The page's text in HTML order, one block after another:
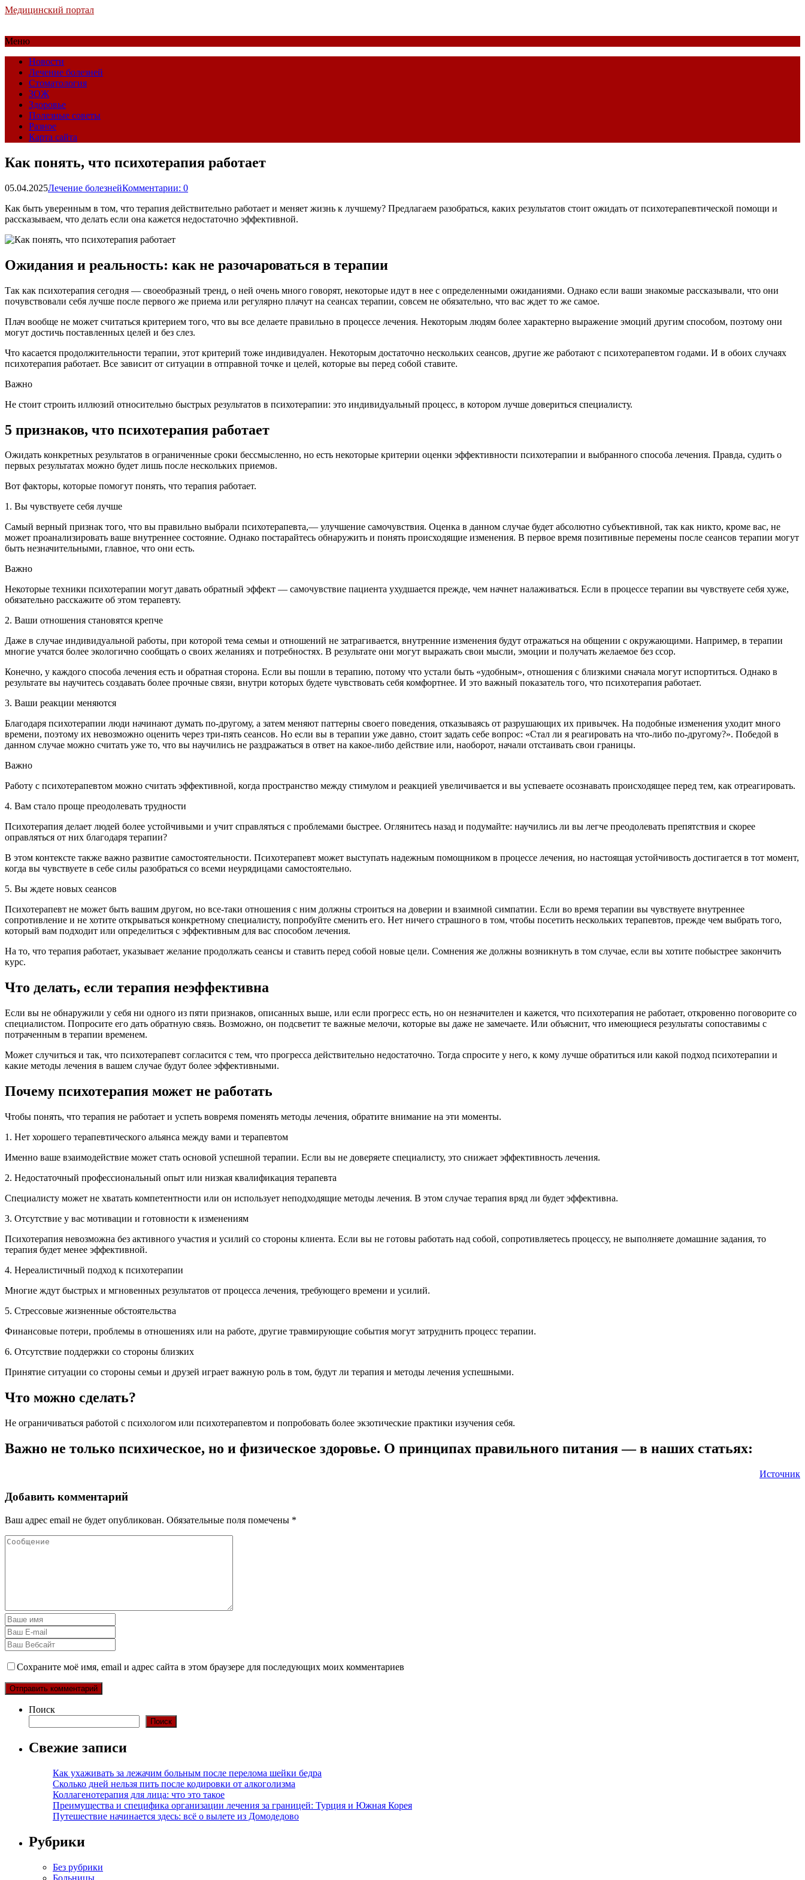
Медицинский портал
Меню
Новости
Лечение болезней
Стоматология
ЗОЖ
Здоровье
Полезные советы
Разное
Карта сайта
Как понять, что психотерапия работает
05.04.2025Лечение болезнейКомментарии: 0
Как быть уверенным в том, что терапия действительно работает и меняет жизнь к лучшему? Предлагаем разобраться, каких результатов стоит ожидать от психотерапевтической помощи и
рассказываем, что делать если она кажется недостаточно эффективной.
Ожидания и реальность: как не разочароваться в терапии
Так как психотерапия сегодня — своеобразный тренд, о ней очень много говорят, некоторые идут в нее с определенными ожиданиями. Однако если ваши знакомые рассказывали, что они
почувствовали себя лучше после первого же приема или регулярно плачут на сеансах терапии, совсем не обязательно, что вас ждет то же самое.
Плач вообще не может считаться критерием того, что вы все делаете правильно в процессе лечения. Некоторым людям более характерно выражение эмоций другим способом, поэтому они
могут достичь поставленных целей и без слез.
Что касается продолжительности терапии, этот критерий тоже индивидуален. Некоторым достаточно нескольких сеансов, другие же работают с психотерапевтом годами. И в обоих случаях
психотерапия работает. Все зависит от ситуации в отправной точке и целей, которые вы перед собой ставите.
Важно
Не стоит строить иллюзий относительно быстрых результатов в психотерапии: это индивидуальный процесс, в котором лучше довериться специалисту.
5 признаков, что психотерапия работает
Ожидать конкретных результатов в ограниченные сроки бессмысленно, но есть некоторые критерии оценки эффективности психотерапии и выбранного способа лечения. Правда, судить о
первых результатах можно будет лишь после нескольких приемов.
Вот факторы, которые помогут понять, что терапия работает.
1. Вы чувствуете себя лучше
Самый верный признак того, что вы правильно выбрали психотерапевта,— улучшение самочувствия. Оценка в данном случае будет абсолютно субъективной, так как никто, кроме вас, не
может проанализировать ваше внутреннее состояние. Однако постарайтесь обнаружить и понять происходящие изменения. В первое время позитивные перемены после сеансов терапии могут
быть незначительными, главное, что они есть.
Важно
Некоторые техники психотерапии могут давать обратный эффект — самочувствие пациента ухудшается прежде, чем начнет налаживаться. Если в процессе терапии вы чувствуете себя хуже,
обязательно расскажите об этом терапевту.
2. Ваши отношения становятся крепче
Даже в случае индивидуальной работы, при которой тема семьи и отношений не затрагивается, внутренние изменения будут отражаться на общении с окружающими. Например, в терапии
многие учатся более экологично сообщать о своих желаниях и потребностях. В результате они могут выражать свои мысли, эмоции и получать желаемое без ссор.
Конечно, у каждого способа лечения есть и обратная сторона. Если вы пошли в терапию, потому что устали быть «удобным», отношения с близкими сначала могут испортиться. Однако в
результате вы научитесь создавать более прочные связи, внутри которых будете чувствовать себя комфортнее. И это важный показатель того, что психотерапия работает.
3. Ваши реакции меняются
Благодаря психотерапии люди начинают думать по-другому, а затем меняют паттерны своего поведения, отказываясь от разрушающих их привычек. На подобные изменения уходит много
времени, поэтому их невозможно оценить через три-пять сеансов. Но если вы в терапии уже давно, стоит задать себе вопрос: «Стал ли я реагировать на что-либо по-другому?». Победой в
данном случае можно считать уже то, что вы научились не раздражаться в ответ на какое-либо действие или, наоборот, начали отстаивать свои границы.
Важно
Работу с психотерапевтом можно считать эффективной, когда пространство между стимулом и реакцией увеличивается и вы успеваете осознавать происходящее перед тем, как отреагировать.
4. Вам стало проще преодолевать трудности
Психотерапия делает людей более устойчивыми и учит справляться с проблемами быстрее. Оглянитесь назад и подумайте: научились ли вы легче преодолевать препятствия и скорее
оправляться от них благодаря терапии?
В этом контексте также важно развитие самостоятельности. Психотерапевт может выступать надежным помощником в процессе лечения, но настоящая устойчивость достигается в тот момент,
когда вы чувствуете в себе силы разобраться со всеми неурядицами самостоятельно.
5. Вы ждете новых сеансов
Психотерапевт не может быть вашим другом, но все-таки отношения с ним должны строиться на доверии и взаимной симпатии. Если во время терапии вы чувствуете внутреннее
сопротивление и не хотите открываться конкретному специалисту, попробуйте сменить его. Нет ничего страшного в том, чтобы посетить нескольких терапевтов, прежде чем выбрать того,
который вам подходит или определиться с эффективным для вас способом лечения.
На то, что терапия работает, указывает желание продолжать сеансы и ставить перед собой новые цели. Сомнения же должны возникнуть в том случае, если вы хотите побыстрее закончить
курс.
Что делать, если терапия неэффективна
Если вы не обнаружили у себя ни одного из пяти признаков, описанных выше, или если прогресс есть, но он незначителен и кажется, что психотерапия не работает, откровенно поговорите со
специалистом. Попросите его дать обратную связь. Возможно, он подсветит те важные мелочи, которые вы даже не замечаете. Или объяснит, что имеющиеся результаты сопоставимы с
потраченным в терапии временем.
Может случиться и так, что психотерапевт согласится с тем, что прогресса действительно недостаточно. Тогда спросите у него, к кому лучше обратиться или какой подход психотерапии и
какие методы лечения в вашем случае будут более эффективными.
Почему психотерапия может не работать
Чтобы понять, что терапия не работает и успеть вовремя поменять методы лечения, обратите внимание на эти моменты.
1. Нет хорошего терапевтического альянса между вами и терапевтом
Именно ваше взаимодействие может стать основой успешной терапии. Если вы не доверяете специалисту, это снижает эффективность лечения.
2. Недостаточный профессиональный опыт или низкая квалификация терапевта
Специалисту может не хватать компетентности или он использует неподходящие методы лечения. В этом случае терапия вряд ли будет эффективна.
3. Отсутствие у вас мотивации и готовности к изменениям
Психотерапия невозможна без активного участия и усилий со стороны клиента. Если вы не готовы работать над собой, сопротивляетесь процессу, не выполняете домашние задания, то
терапия будет менее эффективной.
4. Нереалистичный подход к психотерапии
Многие ждут быстрых и мгновенных результатов от процесса лечения, требующего времени и усилий.
5. Стрессовые жизненные обстоятельства
Финансовые потери, проблемы в отношениях или на работе, другие травмирующие события могут затруднить процесс терапии.
6. Отсутствие поддержки со стороны близких
Принятие ситуации со стороны семьи и друзей играет важную роль в том, будут ли терапия и методы лечения успешными.
Что можно сделать?
Не ограничиваться работой с психологом или психотерапевтом и попробовать более экзотические практики изучения себя.
Важно не только психическое, но и физическое здоровье. О принципах правильного питания — в наших статьях:
Источник
Добавить комментарий
Ваш адрес email не будет опубликован. Обязательные поля помечены *
Сохраните моё имя, email и адрес сайта в этом браузере для последующих моих комментариев
Поиск
Поиск
Свежие записи
Как ухаживать за лежачим больным после перелома шейки бедра
Сколько дней нельзя пить после кодировки от алкоголизма
Коллагенотерапия для лица: что это такое
Преимущества и специфика организации лечения за границей: Турция и Южная Корея
Путешествие начинается здесь: всё о вылете из Домодедово
Рубрики
Без рубрики
Больницы